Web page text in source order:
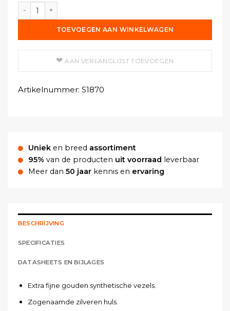
Da Vinci - Serie 1870 NOVA aantal
TOEVOEGEN AAN WINKELWAGEN
AAN VERLANGLIJST TOEVOEGEN
Artikelnummer: S1870
Uniek en breed assortiment
95% van de producten uit voorraad
leverbaar
Meer dan 50 jaar kennis en ervaring
BESCHRIJVING
SPECIFICATIES
DATASHEETS EN BIJLAGES
Extra fijne gouden synthetische vezels.
Zogenaamde zilveren huls.